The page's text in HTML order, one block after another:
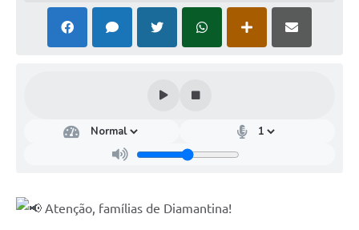
Atenção, famílias de Diamantina!